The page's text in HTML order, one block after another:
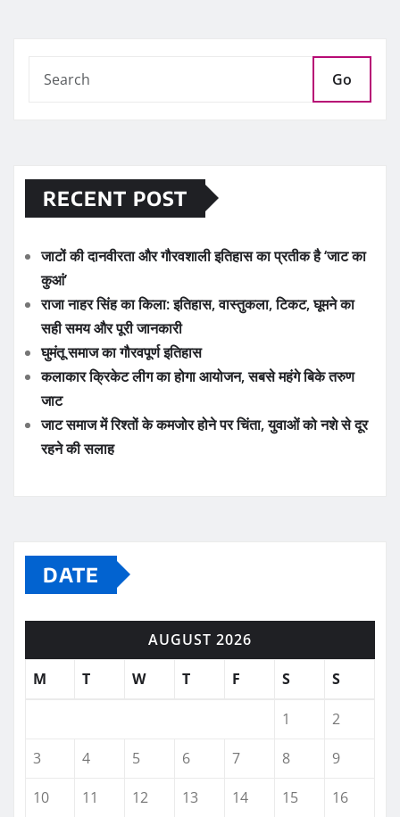
Go
RECENT POST
जाटों की दानवीरता और गौरवशाली इतिहास का प्रतीक है ‘जाट का
कुआं’
राजा नाहर सिंह का किला: इतिहास, वास्तुकला, टिकट, घूमने का
सही समय और पूरी जानकारी
घुमंतू समाज का गौरवपूर्ण इतिहास
कलाकार क्रिकेट लीग का होगा आयोजन, सबसे महंगे बिके तरुण
जाट
जाट समाज में रिश्तों के कमजोर होने पर चिंता, युवाओं को नशे से दूर
रहने की सलाह
DATE
AUGUST 2026
M
T W T F S S
1
2
3
4 5 6 7 8
9
10
11 12 13 14 15
16